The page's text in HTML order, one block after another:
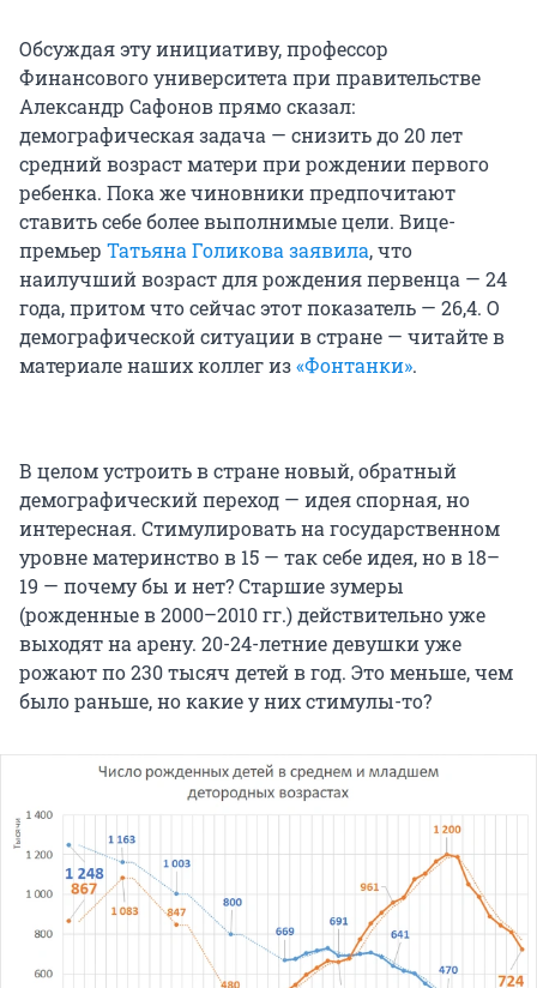
Обсуждая эту инициативу, профессор
Финансового университета при правительстве
Александр Сафонов прямо сказал:
демографическая задача — снизить до 20 лет
средний возраст матери при рождении первого
ребенка. Пока же чиновники предпочитают
ставить себе более выполнимые цели. Вице-
премьер Татьяна Голикова заявила, что
наилучший возраст для рождения первенца — 24
года, притом что сейчас этот показатель — 26,4. О
демографической ситуации в стране — читайте в
материале наших коллег из«Фонтанки».
В целом устроить в стране новый, обратный
демографический переход — идея спорная, но
интересная. Стимулировать на государственном
уровне материнство в 15 — так себе идея, но в 18–
19 — почему бы и нет? Старшие зумеры
(рожденные в 2000–2010 гг.) действительно уже
выходят на арену. 20-24-летние девушки уже
рожают по 230 тысяч детей в год. Это меньше, чем
было раньше, но какие у них стимулы-то?